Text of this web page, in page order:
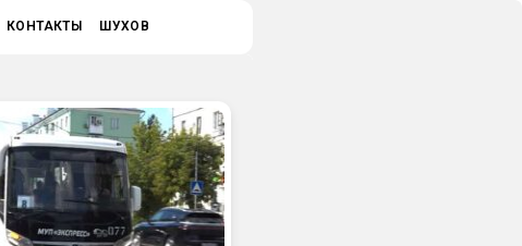
КОНТАКТЫ ШУХОВ